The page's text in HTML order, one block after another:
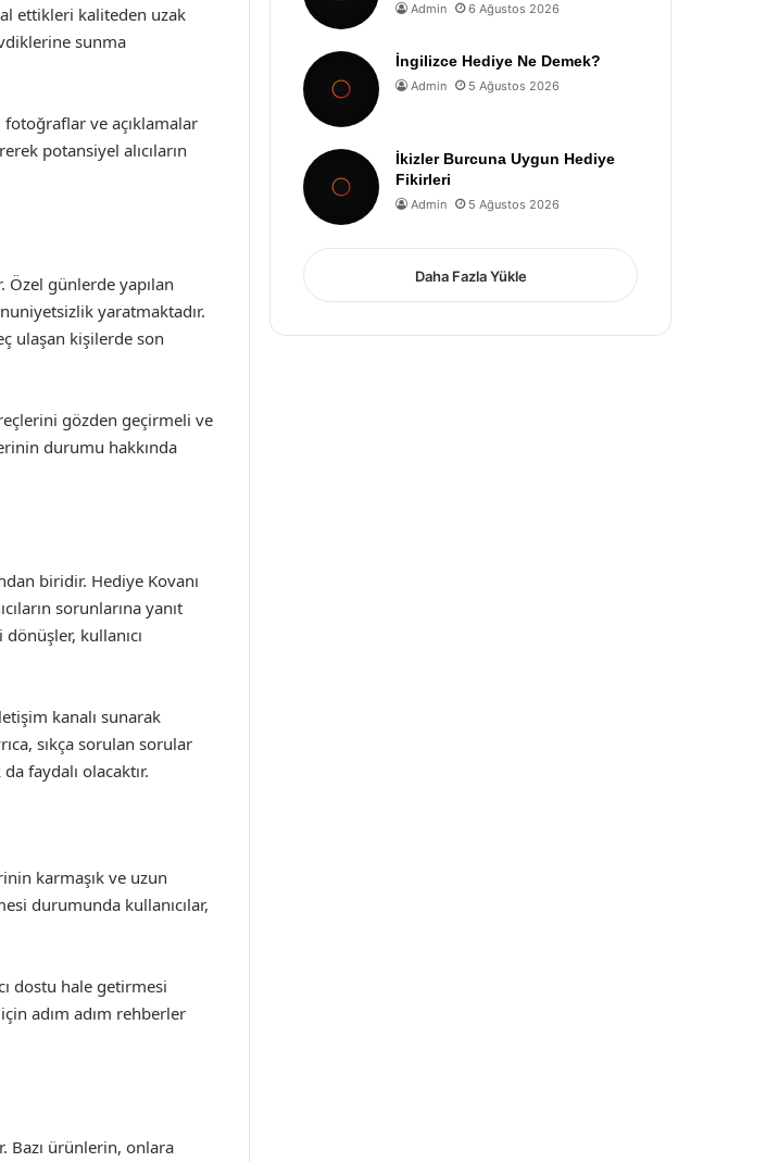
ettikleri kaliteden uzak
sunma
fotoğraflar ve açıklamalar
potansiyel alıcıların
günlerde yapılan
yaratmaktadır.
ulaşan kişilerde son
gözden geçirmeli ve
durumu hakkında
biridir. Hediye Kovanı
sorunlarına yanıt
kullanıcı
kanalı sunarak
sıkça sorulan sorular
faydalı olacaktır.
karmaşık ve uzun
durumunda kullanıcılar,
dostu hale getirmesi
adım adım rehberler
Bazı ürünlerin, onlara
Admin 6 Ağustos 2026
İngilizce Hediye Ne Demek?
Admin 5 Ağustos 2026
İkizler Burcuna Uygun Hediye
Fikirleri
Admin 5 Ağustos 2026
Daha Fazla Yükle